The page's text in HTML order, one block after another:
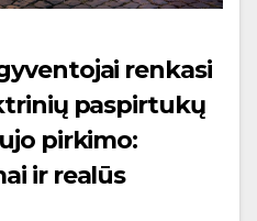
renkasi
paspirtukų
pirkimo:
ir realūs